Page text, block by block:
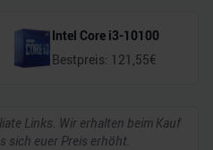
Intel Core i3-10100
Bestpreis: 121,55€
Links. Wir erhalten beim Kauf
sich euer Preis erhöht.